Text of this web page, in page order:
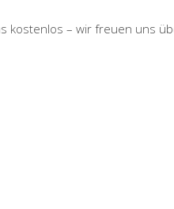
kostenlos – wir freuen uns